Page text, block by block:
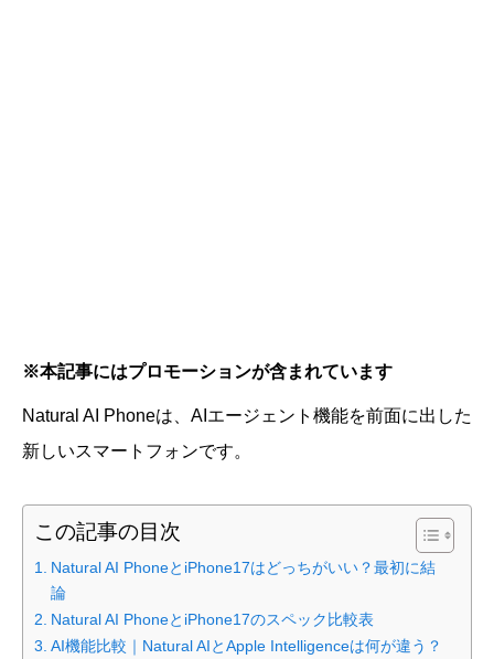
※本記事にはプロモーションが含まれています
Natural AI Phoneは、AIエージェント機能を前面に出した
新しいスマートフォンです。
この記事の目次
Natural AI PhoneとiPhone17はどっちがいい？最初に結
論
Natural AI PhoneとiPhone17のスペック比較表
AI機能比較｜Natural AIとApple Intelligenceは何が違う？